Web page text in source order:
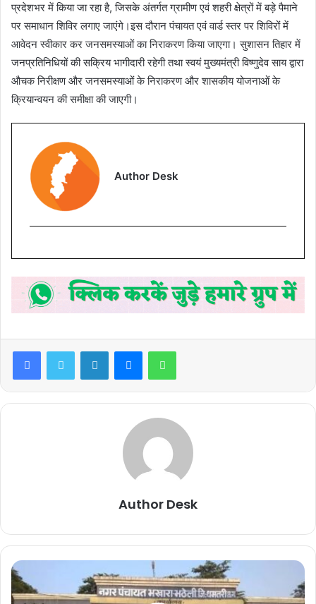
प्रदेशभर में किया जा रहा है, जिसके अंतर्गत ग्रामीण एवं शहरी क्षेत्रों में बड़े पैमाने
पर समाधान शिविर लगाए जाएंगे।इस दौरान पंचायत एवं वार्ड स्तर पर शिविरों में
आवेदन स्वीकार कर जनसमस्याओं का निराकरण किया जाएगा। सुशासन तिहार में
जनप्रतिनिधियों की सक्रिय भागीदारी रहेगी तथा स्वयं मुख्यमंत्री विष्णुदेव साय द्वारा
औचक निरीक्षण और जनसमस्याओं के निराकरण और शासकीय योजनाओं के
क्रियान्वयन की समीक्षा की जाएगी।
Author Desk
Author Desk